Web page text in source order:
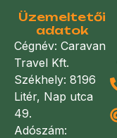
Üzemeltetői
adatok
Cégnév: Caravan
Travel Kft.
Székhely: 8196
Litér, Nap utca
49.
Adószám: